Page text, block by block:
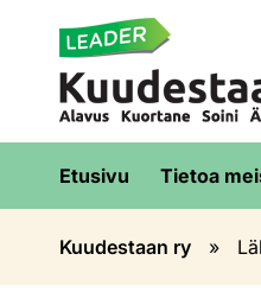
Etusivu Tietoa
Kuudestaan ry »